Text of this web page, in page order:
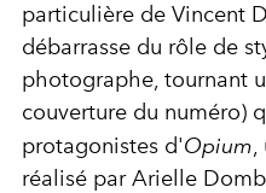
particulière de Vincent
débarrasse du rôle de
photographe, tournant
couverture du numéro)
protagonistes d'Opium,
réalisé parArielle